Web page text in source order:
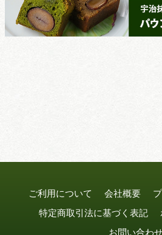
ご利用について 会社概要
特定商取引法に基づく表記
お問い合わ